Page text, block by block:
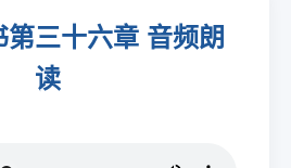
第三十六章 音频朗
读